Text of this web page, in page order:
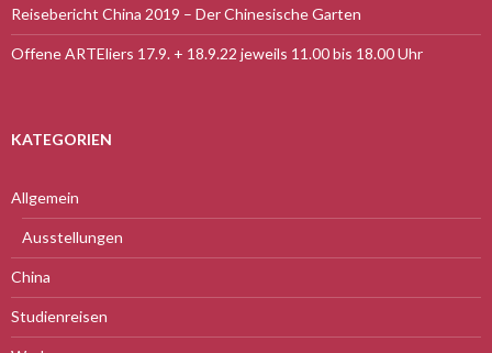
Reisebericht China 2019 – Der Chinesische Garten
Offene ARTEliers 17.9. + 18.9.22 jeweils 11.00 bis 18.00 Uhr
KATEGORIEN
Allgemein
Ausstellungen
China
Studienreisen